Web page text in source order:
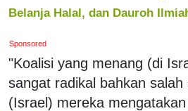
Belanja Halal, dan Dauroh
Sponsored
"Koalisi yang menang (di
sangat radikal bahkan salah
(Israel) mereka